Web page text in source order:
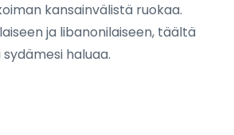
kansainvälistä ruokaa.
ja libanonilaiseen, täältä
haluaa.